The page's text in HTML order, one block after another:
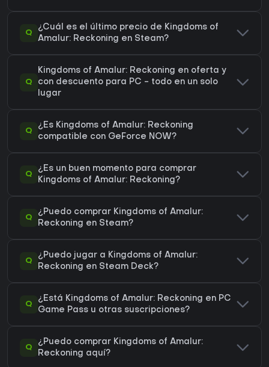
Q
¿Cuál es el último precio de Kingdoms of
Amalur: Reckoning en Steam?
Q
Kingdoms of Amalur: Reckoning en oferta y
con descuento para PC - todo en un solo
lugar
Q
¿Es Kingdoms of Amalur: Reckoning
compatible con GeForce NOW?
Q
¿Es un buen momento para comprar
Kingdoms of Amalur: Reckoning?
Q
¿Puedo comprar Kingdoms of Amalur:
Reckoning en Steam?
Q
¿Puedo jugar a Kingdoms of Amalur:
Reckoning en Steam Deck?
Q
¿Está Kingdoms of Amalur: Reckoning en PC
Game Pass u otras suscripciones?
Q
¿Puedo comprar Kingdoms of Amalur:
Reckoning aquí?